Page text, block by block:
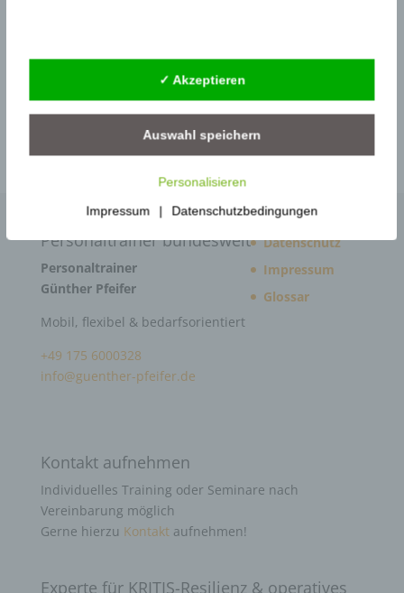
Gewaltschutzkoordinator im
Siedlungsabfallentsorgung
Gewaltschutzkoordinator in Behörden –
Gewaltprävention
Personaltrainer bundesweit
Personaltrainer
Günther Pfeifer
Mobil, flexibel & bedarfsorientiert
+49 175 6000328
info@guenther-pfeifer.de
Datenschutz
Impressum
Glossar
Kontakt aufnehmen
Individuelles Training oder Seminare nach
Vereinbarung möglich
Gerne hierzu Kontaktaufnehmen!
Experte für KRITIS-Resilienz & operatives
✓ Akzeptieren
Auswahl speichern
Personalisieren
Impressum | Datenschutzbedingungen